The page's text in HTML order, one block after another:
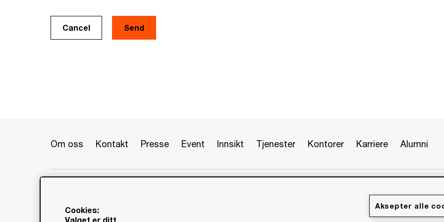
Cancel
Om oss Kontakt Presse Event Innsikt Tjenester Kontorer Karriere Alumni
© 2020 - 2026 PwC. Alle rettigheter forbeholdt. PwC refererer til PwC-nettverket og/eller en eller
Cookies:
Valget er ditt
Aksepter alle